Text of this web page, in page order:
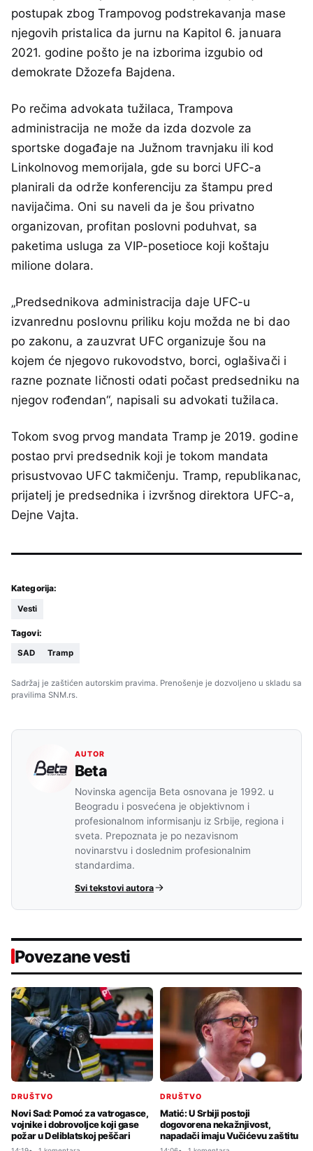
postupak zbog Trampovog podstrekavanja mase
njegovih pristalica da jurnu na Kapitol 6. januara
2021. godine pošto je na izborima izgubio od
demokrate Džozefa Bajdena.
Po rečima advokata tužilaca, Trampova
administracija ne može da izda dozvole za
sportske događaje na Južnom travnjaku ili kod
Linkolnovog memorijala, gde su borci UFC-a
planirali da održe konferenciju za štampu pred
navijačima. Oni su naveli da je šou privatno
organizovan, profitan poslovni poduhvat, sa
paketima usluga za VIP-posetioce koji koštaju
milione dolara.
„Predsednikova administracija daje UFC-u
izvanrednu poslovnu priliku koju možda ne bi dao
po zakonu, a zauzvrat UFC organizuje šou na
kojem će njegovo rukovodstvo, borci, oglašivači i
razne poznate ličnosti odati počast predsedniku na
njegov rođendan“, napisali su advokati tužilaca.
Tokom svog prvog mandata Tramp je 2019. godine
postao prvi predsednik koji je tokom mandata
prisustvovao UFC takmičenju. Tramp, republikanac,
prijatelj je predsednika i izvršnog direktora UFC-a,
Dejne Vajta.
Kategorija:
Vesti
Tagovi:
SAD Tramp
Sadržaj je zaštićen autorskim pravima. Prenošenje je dozvoljeno u skladu sa
pravilima SNM.rs.
AUTOR
Beta
Novinska agencija Beta osnovana je 1992. u
Beogradu i posvećena je objektivnom i
profesionalnom informisanju iz Srbije, regiona i
sveta. Prepoznata je po nezavisnom
novinarstvu i doslednim profesionalnim
standardima.
Svi tekstovi autora
Povezane vesti
DRUŠTVO
Novi Sad: Pomoć za vatrogasce,
vojnike i dobrovoljce koji gase
požar u Deliblatskoj peščari
DRUŠTVO
Matić: U Srbiji postoji
dogovorena nekažnjivost,
napadači imaju Vučićevu zaštitu